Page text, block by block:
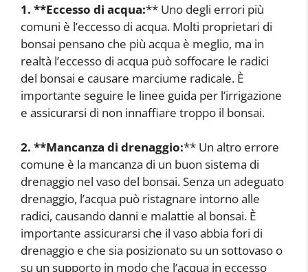
1. **Eccesso di acqua:** Uno degli errori più
comuni è l’eccesso di acqua. Molti proprietari di
bonsai pensano che più acqua è meglio, ma in
realtà l’eccesso di acqua può soffocare le radici
del bonsai e causare marciume radicale. È
importante seguire le linee guida per l’irrigazione
e assicurarsi di non innaffiare troppo il bonsai.
2. **Mancanza di drenaggio:** Un altro errore
comune è la mancanza di un buon sistema di
drenaggio nel vaso del bonsai. Senza un adeguato
drenaggio, l’acqua può ristagnare intorno alle
radici, causando danni e malattie al bonsai. È
importante assicurarsi che il vaso abbia fori di
drenaggio e che sia posizionato su un sottovaso o
su un supporto in modo che l’acqua in eccesso